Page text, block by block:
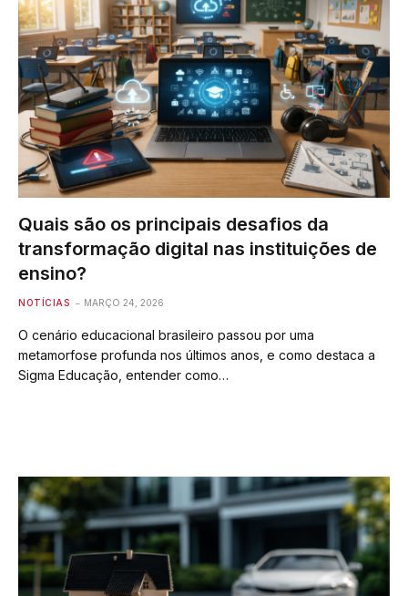
Quais são os principais desafios da
transformação digital nas instituições de
ensino?
NOTÍCIAS MARÇO 24, 2026
O cenário educacional brasileiro passou por uma
metamorfose profunda nos últimos anos, e como destaca a
Sigma Educação, entender como…